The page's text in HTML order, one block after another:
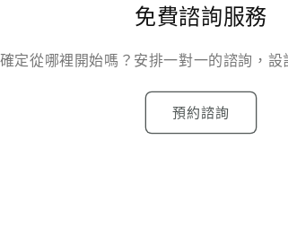
免費諮詢服務
定從哪裡開始嗎？安排一對一的諮詢，設
預約諮詢